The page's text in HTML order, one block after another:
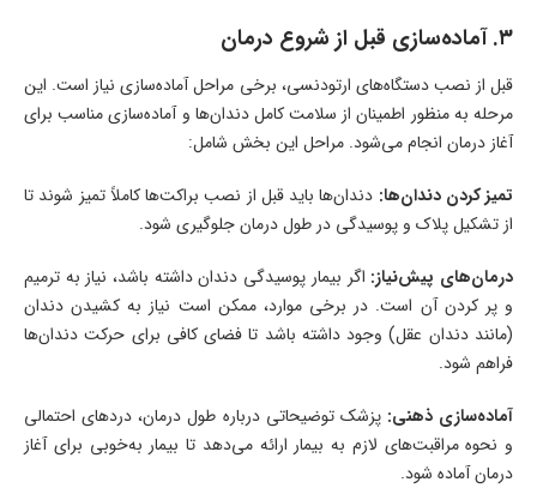
۳. آماده‌سازی قبل از شروع درمان
قبل از نصب دستگاه‌های ارتودنسی، برخی مراحل آماده‌سازی نیاز است. این
مرحله به منظور اطمینان از سلامت کامل دندان‌ها و آماده‌سازی مناسب برای
آغاز درمان انجام می‌شود. مراحل این بخش شامل:
تمیز کردن دندان‌ها: دندان‌ها باید قبل از نصب براکت‌ها کاملاً تمیز شوند تا
از تشکیل پلاک و پوسیدگی در طول درمان جلوگیری شود.
درمان‌های پیش‌نیاز: اگر بیمار پوسیدگی دندان داشته باشد، نیاز به ترمیم
و پر کردن آن است. در برخی موارد، ممکن است نیاز به کشیدن دندان
(مانند دندان عقل) وجود داشته باشد تا فضای کافی برای حرکت دندان‌ها
فراهم شود.
آماده‌سازی ذهنی:پزشک توضیحاتی درباره طول درمان، دردهای احتمالی
و نحوه مراقبت‌های لازم به بیمار ارائه می‌دهد تا بیمار به‌خوبی برای آغاز
درمان آماده شود.